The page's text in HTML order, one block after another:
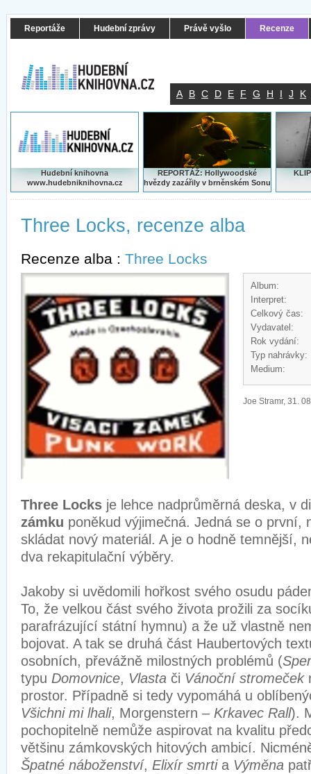
Reportáže Hudební zprávy Právě vyšlo Recenze
A B C D E F G H I J K
Hudební knihovna
www.hudebniknihovna.cz
REPORTÁŽ: Hollywoodské
hvězdy zazářily v brněnském Sonu
Three Locks, recenze alba
Recenze alba : Three Locks
Album:
Interpret:
Celkový čas:
Vydavatel:
Rok vydání:
Typ nahrávky:
Medium:
Joe Stramr, 31.
Three Locks je lehce nadprůměrná deska, v
zámku poněkud výjimečná. Jedná se o první,
skládat nový materiál. A je o hodně temnější,
dva rekapitulační výběry.
Jakoby si uvědomili hořkost svého osudu
To, že velkou část svého života prožili za
parafrázující státní hymnu) a že už vlastně
bojovat. A tak se druhá část Haubertových
osobních, převážně milostných problémů (
typu Domovnice, Vlasta či Vánoční stromeček
prostor. Případně si tedy vypomáhá u
Všichni mi lhali, Morgenstern – Krkavec Rall).
pochopitelně nemůže aspirovat na kvalitu
většinu zámkovských hitových ambicí.
Špatné náboženství, Elixír smrti a Výměna